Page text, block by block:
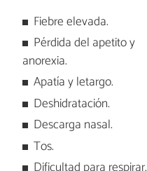
Fiebre elevada.
Pérdida del apetito y
anorexia.
Apatía y letargo.
Deshidratación.
Descarga nasal.
Tos.